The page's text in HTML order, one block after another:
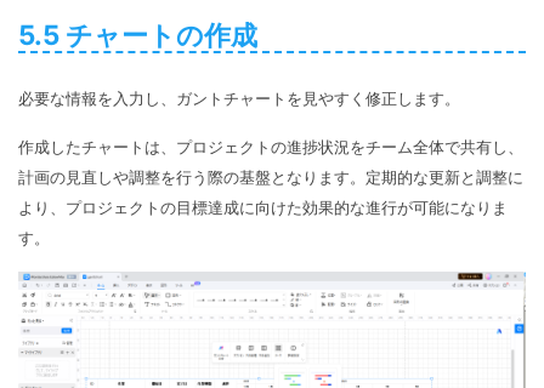
5.5 チャートの作成
必要な情報を入力し、ガントチャートを見やすく修正します。
作成したチャートは、プロジェクトの進捗状況をチーム全体で共有し、
計画の見直しや調整を行う際の基盤となります。定期的な更新と調整に
より、プロジェクトの目標達成に向けた効果的な進行が可能になりま
す。